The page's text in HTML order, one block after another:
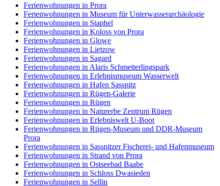
Ferienwohnungen in Prora
Ferienwohnungen in Museum für Unterwasserarchäologie
Ferienwohnungen in Staphel
Ferienwohnungen in Koloss von Prora
Ferienwohnungen in Glowe
Ferienwohnungen in Lietzow
Ferienwohnungen in Sagard
Ferienwohnungen in Alaris Schmetterlingspark
Ferienwohnungen in Erlebnismuseum Wasserwelt
Ferienwohnungen in Hafen Sassnitz
Ferienwohnungen in Rügen-Galerie
Ferienwohnungen in Rügen
Ferienwohnungen in Naturerbe Zentrum Rügen
Ferienwohnungen in Erlebniswelt U-Boot
Ferienwohnungen in Rügen-Museum und DDR-Museum
Prora
Ferienwohnungen in Sassnitzer Fischerei- und Hafenmuseum
Ferienwohnungen in Strand von Prora
Ferienwohnungen in Ostseebad Baabe
Ferienwohnungen in Schloss Dwasieden
Ferienwohnungen in Sellin